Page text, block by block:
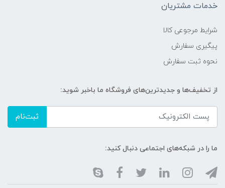
خدمات مشتریان
شرایط مرجوعی کالا
پیگیری سفارش
نحوه ثبت سفارش
از تخفیف‌ها و جدیدترین‌های فروشگاه ما باخبر شوید:
ثبت‌نام
ما را در شبکه‌های اجتماعی دنبال کنید: